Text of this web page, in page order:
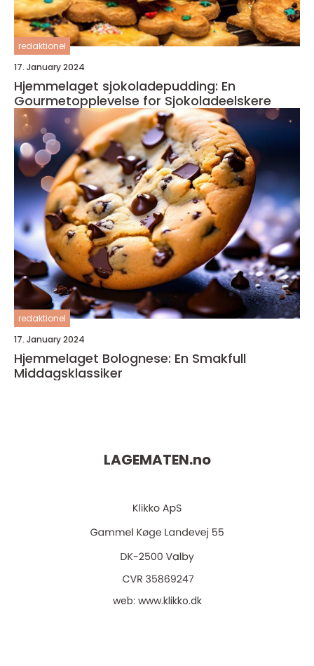
redaktionel
17. January 2024
Hjemmelaget sjokoladepudding: En
Gourmetopplevelse for Sjokoladeelskere
redaktionel
17. January 2024
Hjemmelaget Bolognese: En Smakfull
Middagsklassiker
LAGEMATEN.no
web: www.klikko.dk